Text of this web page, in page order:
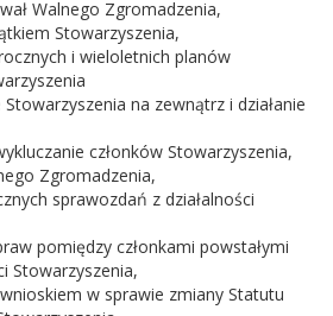
Walnego Zgromadzenia,
Stowarzyszenia,
i wieloletnich planów
na zewnątrz i działanie
członków Stowarzyszenia,
Zgromadzenia,
sprawozdań z działalności
pomiędzy członkami powstałymi
Stowarzyszenia,
w sprawie zmiany Statutu